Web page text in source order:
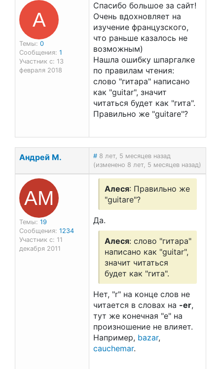
А
Темы: 0
Сообщения: 1
Участник с: 13
февраля 2018
Спасибо большое за сайт!
Очень вдохновляет на
изучение французского,
что раньше казалось не
возможным)
Нашла ошибку шпаргалке
по правилам чтения:
слово "гитара" написано
как "guitar", значит
читаться будет как "гита".
Правильно же "guitare"?
Андрей М. # 8 лет, 5 месяцев назад
(изменено 8 лет, 5 месяцев назад)
АМ
Темы: 19
Сообщения: 1234
Участник с: 11
декабря 2011
Алеся: Правильно же
"guitare"?
Да.
Алеся: слово "гитара"
написано как "guitar",
значит читаться
будет как "гита".
Нет, "r" на конце слов не
читается в словах на -er,
тут же конечная "e" на
произношение не влияет.
Например, bazar,
cauchemar.